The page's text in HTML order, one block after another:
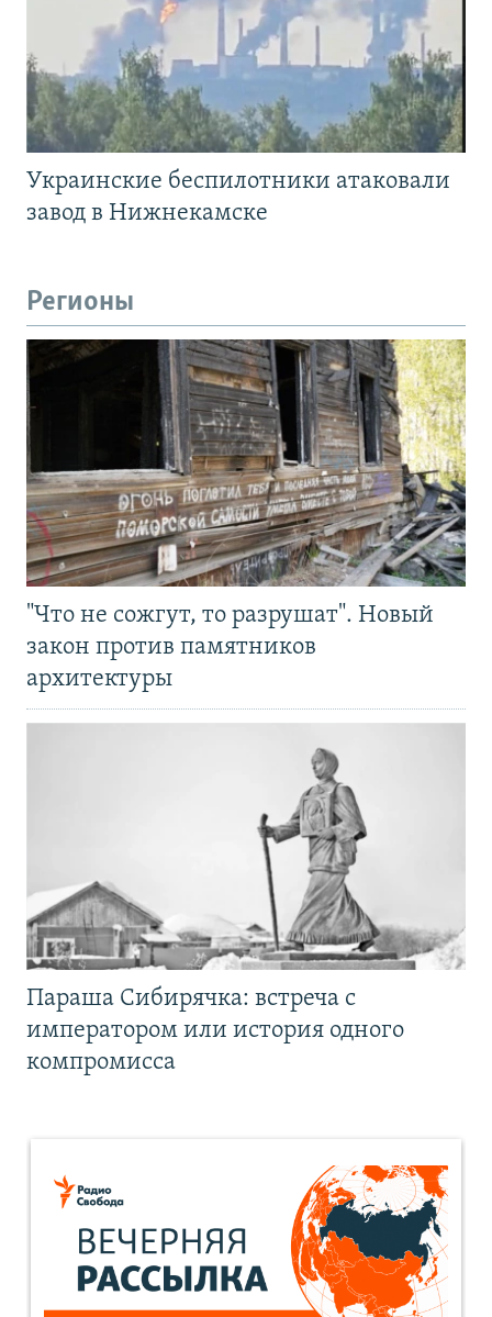
Украинские беспилотники атаковали
завод в Нижнекамске
Регионы
"Что не сожгут, то разрушат". Новый
закон против памятников
архитектуры
Параша Сибирячка: встреча с
императором или история одного
компромисса